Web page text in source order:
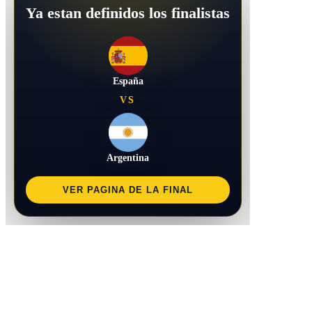
Ya estan definidos los finalistas
España
VS
Argentina
VER PAGINA DE LA FINAL